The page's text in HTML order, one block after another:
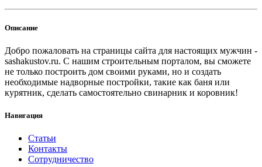
Описание
Добро пожаловать на страницы сайта для настоящих мужчин -
sashakustov.ru. С нашим строительным порталом, вы сможете
не только построить дом своими руками, но и создать
необходимые надворные постройки, такие как баня или
курятник, сделать самостоятельно свинарник и коровник!
Навигация
Статьи
Контакты
Сотрудничество